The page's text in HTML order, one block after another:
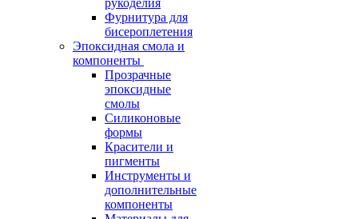
рукоделия
Фурнитура для
бисероплетения
Эпоксидная смола и
компоненты
Прозрачные
эпоксидные
смолы
Силиконовые
формы
Красители и
пигменты
Инструменты и
дополнительные
компоненты